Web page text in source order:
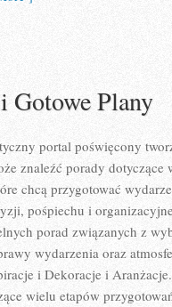
Gotowe Plany
portal poświęcony
znaleźć porady dotyczące
chcą przygotować
pośpiechu i
porad związanych z
wydarzenia oraz
i Dekoracje i
wielu etapów